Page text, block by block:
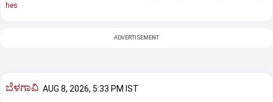
hes
ADVERTISEMENT
ಬೆಳಗಾವಿ AUG 8, 2026, 5:33 PM IST